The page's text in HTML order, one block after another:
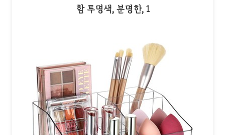
함 투명색, 분명한, 1